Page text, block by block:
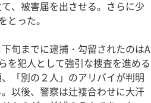
、被害届を出させる。さらに少
った。
旬までに逮捕・勾留されたのはA
を犯人として強引な捜査を進める
「別の２人」のアリバイが判明
以後、警察は辻褄合わせに大汗